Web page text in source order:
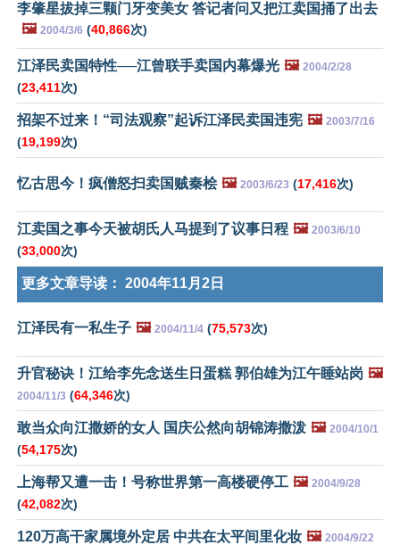
李肇星拔掉三颗门牙变美女 答记者问又把江卖国捅了出去
🖼️ 2004/3/6 (40,866次)
江泽民卖国特性──江曾联手卖国内幕爆光 🖼️ 2004/2/28
(23,411次)
招架不过来！“司法观察”起诉江泽民卖国违宪 🖼️ 2003/7/16
(19,199次)
忆古思今！疯僧怒扫卖国贼秦桧 🖼️ 2003/6/23 (17,416次)
江卖国之事今天被胡氏人马提到了议事日程 🖼️ 2003/6/10
(33,000次)
更多文章导读： 2004年11月2日
江泽民有一私生子 🖼️ 2004/11/4 (75,573次)
升官秘诀！江给李先念送生日蛋糕 郭伯雄为江午睡站岗 🖼️
2004/11/3 (64,346次)
敢当众向江撒娇的女人 国庆公然向胡锦涛撒泼 🖼️ 2004/10/1
(54,175次)
上海帮又遭一击！号称世界第一高楼硬停工 🖼️ 2004/9/28
(42,082次)
120万高干家属境外定居 中共在太平间里化妆 🖼️ 2004/9/22